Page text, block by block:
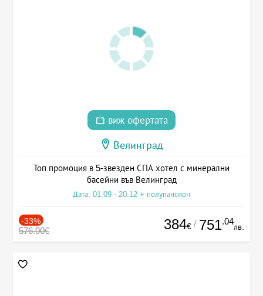
виж офертата
Велинград
Топ промоция в 5-звезден СПА хотел с минерални
басейни във Велинград
Дата: 01.09 - 20.12 + полупансион
-33%
576.00€ 384€ / 751.04
лв.